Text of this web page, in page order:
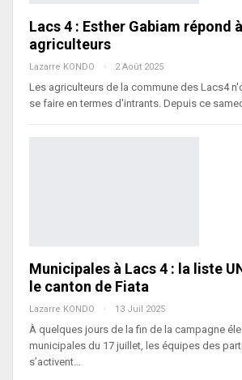
Lacs 4 : Esther Gabiam répond
agriculteurs
Lazarre KONDO 2 Août 2025
Les agriculteurs de la commune des Lacs4
se faire en termes d'intrants. Depuis ce
Municipales à Lacs 4 : la liste
le canton de Fiata
Lazarre KONDO 13 Juil 2025
À quelques jours de la fin de la campagne
municipales du 17 juillet, les équipes des
s’activent…